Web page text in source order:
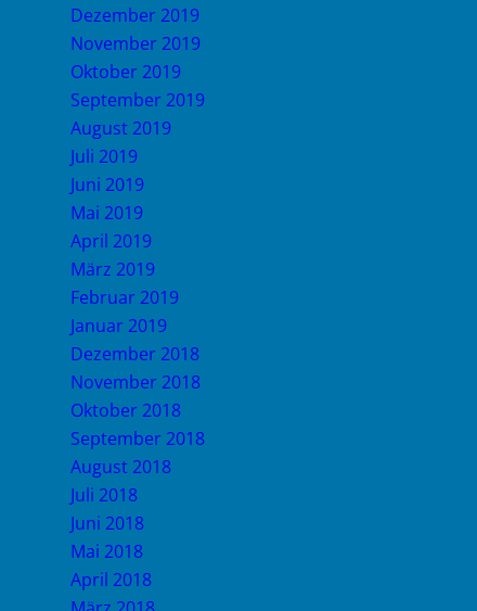
Dezember 2019
November 2019
Oktober 2019
September 2019
August 2019
Juli 2019
Juni 2019
Mai 2019
April 2019
März 2019
Februar 2019
Januar 2019
Dezember 2018
November 2018
Oktober 2018
September 2018
August 2018
Juli 2018
Juni 2018
Mai 2018
April 2018